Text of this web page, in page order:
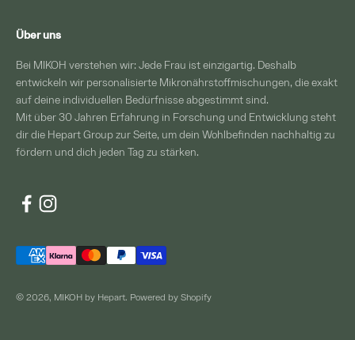
Über uns
​Bei MIKOH verstehen wir: Jede Frau ist einzigartig. Deshalb
entwickeln wir personalisierte Mikronährstoffmischungen, die exakt
auf deine individuellen Bedürfnisse abgestimmt sind.
Mit über 30 Jahren Erfahrung in Forschung und Entwicklung steht
dir die Hepart Group zur Seite, um dein Wohlbefinden nachhaltig zu
fördern und dich jeden Tag zu stärken.
© 2026, MIKOH by Hepart. Powered by Shopify